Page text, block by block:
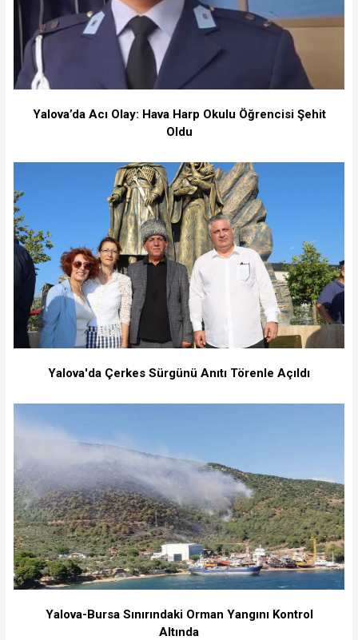
Yalova’da Acı Olay: Hava Harp Okulu Öğrencisi Şehit
Oldu
Yalova'da Çerkes Sürgünü Anıtı Törenle Açıldı
Yalova-Bursa Sınırındaki Orman Yangını Kontrol
Altında